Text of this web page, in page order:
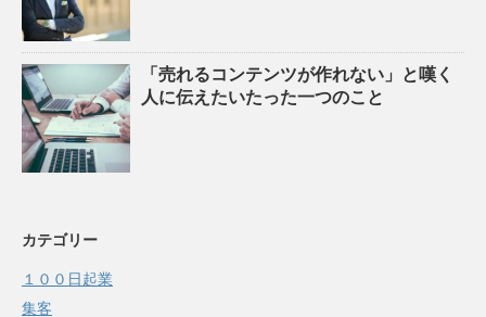
「売れるコンテンツが作れない」と嘆く
人に伝えたいたった一つのこと
カテゴリー
１００日起業
集客